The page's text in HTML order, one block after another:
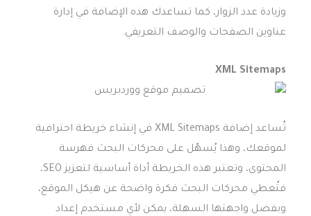
وزيادة عدد الزوار، كما تساعدك هذه الإضافة في إدارة
عناوين الصفحات والوصف التعريفي.
XML Sitemaps
تُساعد إضافة XML Sitemaps في إنشاء خريطة احترافية
لموقعك، وهذا يُسهّل على محركات البحث فهرسة
المحتوى، وتعتبر هذه الخريطة أداة أساسية لتعزيز SEO،
فتُعطي محركات البحث فكرة واضحة عن هيكل الموقع،
وبفضل واجهتها السهلة، يمكن لأي مستخدم إعداد